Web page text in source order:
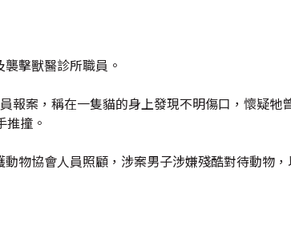
擊獸醫診所職員。
報案，稱在一隻貓的身上發現不明傷口，懷疑牠
撞。
物協會人員照顧，涉案男子涉嫌殘酷對待動物